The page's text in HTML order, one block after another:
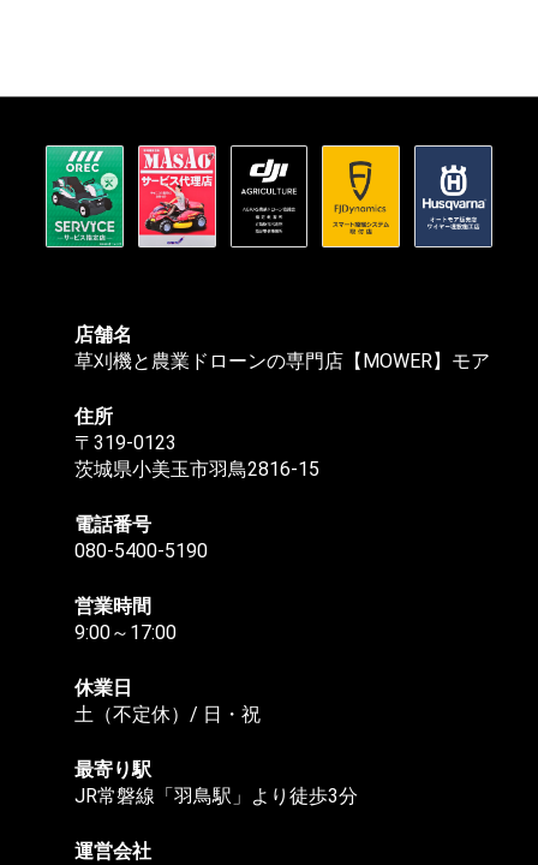
店舗名
草刈機と農業ドローンの専門店【MOWER】モア
住所
〒319-0123
茨城県小美玉市羽鳥2816-15
電話番号
080-5400-5190
営業時間
9:00～17:00
休業日
土（不定休）/ 日・祝
最寄り駅
JR常磐線「羽鳥駅」より徒歩3分
運営会社